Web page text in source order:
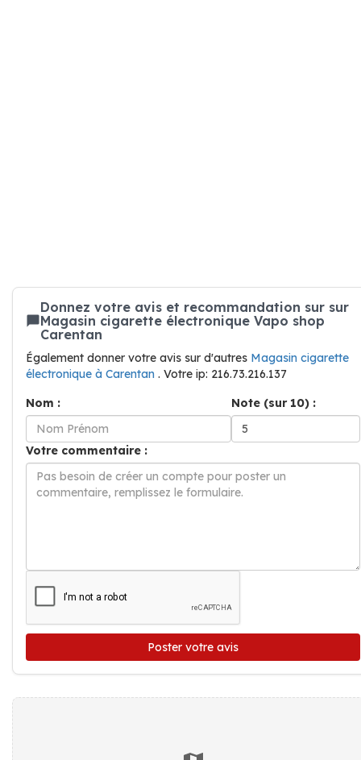
Donnez votre avis et recommandation sur sur
Magasin cigarette électronique Vapo shop
Carentan
Également donner votre avis sur d'autres Magasin cigarette
électronique à Carentan . Votre ip: 216.73.216.137
Nom :
Note (sur 10) :
Votre commentaire :
Poster votre avis